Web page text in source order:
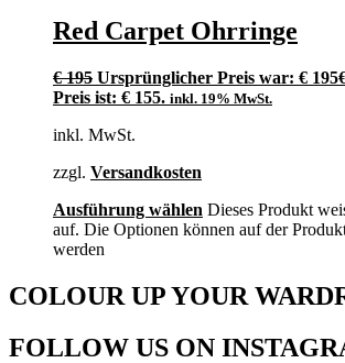
Red Carpet Ohrringe
€195 Ursprünglicher Preis war: € 195
Preis ist: € 155. inkl. 19% MwSt.
inkl. MwSt.
zzgl. Versandkosten
Ausführung wählen Dieses Produkt
auf. Die Optionen können auf der
werden
COLOUR UP YOUR
FOLLOW US ON